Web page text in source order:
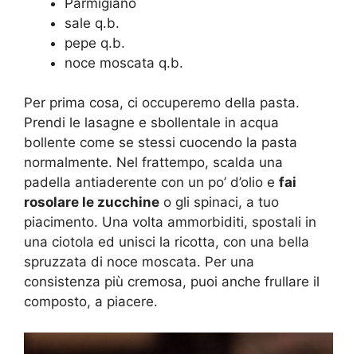
sale q.b.
pepe q.b.
noce moscata q.b.
Per prima cosa, ci occuperemo della pasta.
Prendi le lasagne e sbollentale in acqua
bollente come se stessi cuocendo la pasta
normalmente. Nel frattempo, scalda una
padella antiaderente con un po’ d’olio e fai
rosolare le zucchine o gli spinaci, a tuo
piacimento. Una volta ammorbiditi, spostali in
una ciotola ed unisci la ricotta, con una bella
spruzzata di noce moscata. Per una
consistenza più cremosa, puoi anche frullare il
composto, a piacere.